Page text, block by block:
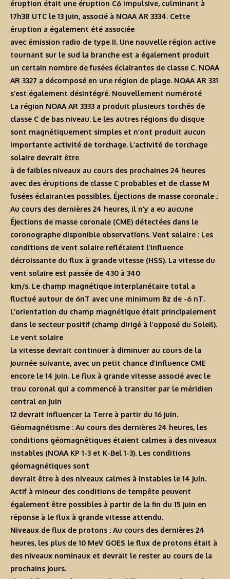
éruption était une éruption C6 impulsive, culminant à
17h38 UTC le 13 juin, associé à NOAA AR 3334. Cette
éruption a également été associée
avec émission radio de type II. Une nouvelle région active
tournant sur le sud la branche est a également produit
un certain nombre de fusées éclairantes de classe C. NOAA
AR 3327 a décomposé en une région de plage. NOAA AR 331
s’est également désintégré. Nouvellement numéroté
La région NOAA AR 3333 a produit plusieurs torchés de
classe C de bas niveau. Le les autres régions du disque
sont magnétiquement simples et n’ont produit aucun
importante activité de torchage. L’activité de torchage
solaire devrait être
à de faibles niveaux au cours des prochaines 24 heures
avec des éruptions de classe C probables et de classe M
fusées éclairantes possibles. Éjections de masse coronale :
Au cours des dernières 24 heures, il n’y a eu aucune
Éjections de masse coronale (CME) détectées dans le
coronographe disponible observations. Vent solaire : Les
conditions de vent solaire reflétaient l’influence
décroissante du flux à grande vitesse (HSS). La vitesse du
vent solaire est passée de 430 à 340
km/s. Le champ magnétique interplanétaire total a
fluctué autour de 6nT avec une minimum Bz de -6 nT.
L’orientation du champ magnétique était principalement
dans le secteur positif (champ dirigé à l’opposé du Soleil).
Le vent solaire
la vitesse devrait continuer à diminuer au cours de la
journée suivante, avec un petit chance d’influence CME
encore le 14 juin. Le flux à grande vitesse associé avec le
trou coronal qui a commencé à transiter par le méridien
central en juin
12 devrait influencer la Terre à partir du 16 juin.
Géomagnétisme : Au cours des dernières 24 heures, les
conditions géomagnétiques étaient calmes à des niveaux
instables (NOAA KP 1-3 et K-Bel 1-3). Les conditions
géomagnétiques sont
devrait être à des niveaux calmes à instables le 14 juin.
Actif à mineur des conditions de tempête peuvent
également être possibles à partir de la fin du 15 juin en
réponse à le flux à grande vitesse attendu.
Niveaux de flux de protons : Au cours des dernières 24
heures, les plus de 10 MeV GOES le flux de protons était à
des niveaux nominaux et devrait le rester au cours de la
prochains jours.